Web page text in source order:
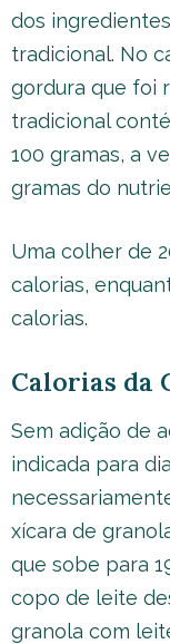
dos
tradicional. No
gordura que foi
tradicional
100 gramas, a
gramas do
Uma colher de
calorias,
calorias.
Calorias da
Sem adição de
indicada para
xícara de
que sobe para
copo de leite
granola com